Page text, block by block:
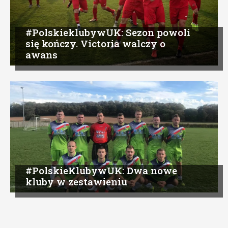
#PolskieklubywUK: Sezon powoli
się kończy. Victoria walczy o
awans
#PolskieKlubywUK: Dwa nowe
kluby w zestawieniu